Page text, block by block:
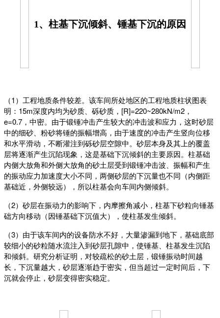
1、柱基下沉倾斜、锤基下沉的原因
（1）工程地质条件较差。该车间所处地区的工程地质柱状图表
明：15m深度内均为砂质、砾砂质，[R]=220~280kN/m2，
e=0.7，中密。由于锻锤冲击产生较大的冲击波和应力，这时砂层
中的细砂、粉砂将锤的振幅增高，由于速度的冲击产生竖向位移
和水平滑动，不断灌注到砾砂层空隙中。砂层本身及其上的覆盖
层将逐渐产生沉陷现象，这是基础下沉倾斜的主要原因。柱基础
内侧大放角和外侧大放角的砂土层受到锻锤冲击波、振幅和产生
的振动应力加速度大小不同，两侧砂层的下沉量也不同（内侧距
基础近，外侧较远），所以柱基会向车间内侧倾斜。
（2）砂层在振动力的影响下，内摩擦角减小，柱基下砂粒向锤基
础方向移动（因锤基础下沉值大），使柱基发生倾斜。
（3）由于该车间内的设备防水不好，大量渗漏到地下，基础底部
较细小的砂粒随水流注入到砂层孔隙中，使锤基、柱基发生沉陷
和倾斜。研究分析证明，对较疏松的砂土层，锻锤振动时间越
长，下沉量越大，砂层逐渐趋于密实，但当超过一定时间后，下
沉就会停止，砂层变得密实稳定。